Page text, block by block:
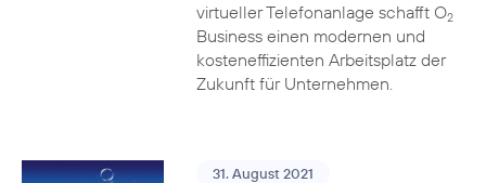
virtueller Telefonanlage schafft O2
Business einen modernen und
kosteneffizienten Arbeitsplatz der
Zukunft für Unternehmen.
31. August 2021